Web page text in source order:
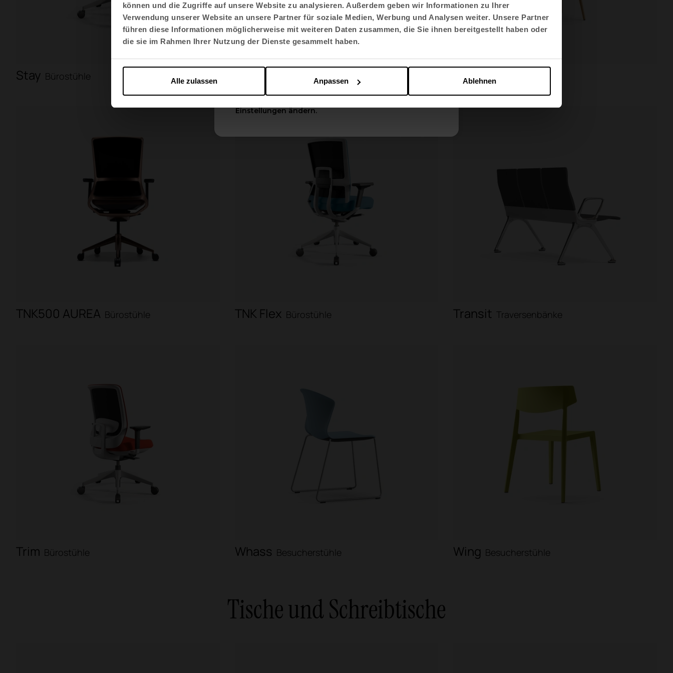
können und die Zugriffe auf unsere Website zu analysieren. Außerdem geben wir Informationen zu Ihrer
Verwendung unserer Website an unsere Partner für soziale Medien, Werbung und Analysen weiter. Unsere Partner
führen diese Informationen möglicherweise mit weiteren Daten zusammen, die Sie ihnen bereitgestellt haben oder
die sie im Rahmen Ihrer Nutzung der Dienste gesammelt haben.
Ablehnen
Anpassen
Alle zulassen
Stay Bürostühle Noom 40
TNK500 AUREA Bürostühle TNK Flex Bürostühle Transit Traversenbänke
Trim Bürostühle Whass Besucherstühle Wing Besucherstühle
Tische und Schreibtische
Sprache auswählen
English US
Apply
Einstellungen ändern.